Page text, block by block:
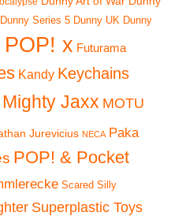
Dunny Series 5 Dunny UK Dunny
x Futurama
Kandy Keychains
Mighty Jaxx MOTU
Jurevicius NECA Paka
POP! & Pocket
Scared Silly
Superplastic Toys